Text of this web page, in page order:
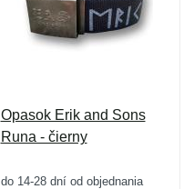
Opasok Erik and Sons
Runa - čierny
do 14-28 dní od objednania